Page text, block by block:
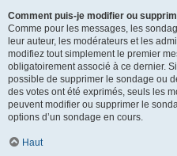
Comment puis-je modifier ou
Comme pour les messages, les
leur auteur, les modérateurs et les
modifiez tout simplement le premier
obligatoirement associé à ce dernier.
possible de supprimer le sondage ou
des votes ont été exprimés, seuls les
peuvent modifier ou supprimer le
options d’un sondage en cours.
Haut